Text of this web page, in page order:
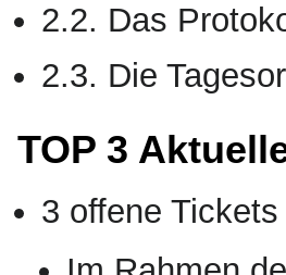
2.2. Das
2.3. Die
TOP 3
3 offene Tickets